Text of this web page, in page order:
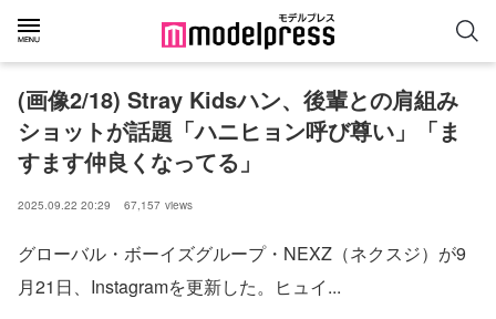
(画像2/18) Stray Kidsハン、後輩との肩組み
ショットが話題「ハニヒョン呼び尊い」「ま
すます仲良くなってる」
2025.09.22 20:29 67,157 views
グローバル・ボーイズグループ・NEXZ（ネクスジ）が9
月21日、Instagramを更新した。ヒュイ...